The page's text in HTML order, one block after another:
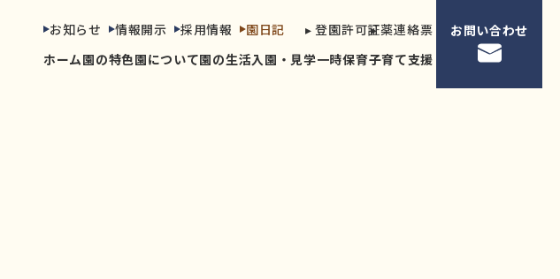
お知らせ 情報開示 採用情報 園日記 ▸ 登園許可証▸ 薬連絡票
ホーム園の特色園について園の生活入園・見学一時保育子育て支援
お問い合わせ